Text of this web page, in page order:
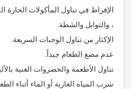
الإفراط في تناول المأكولات الحارة
، والتوابل والشطة.
الإكثار من تناول الوجبات السريعة.
عدم مضغ الطعام جيداً.
تناول الأطعمة والخضروات الغنية
شرب المياه الغازية أو الماء أثناء